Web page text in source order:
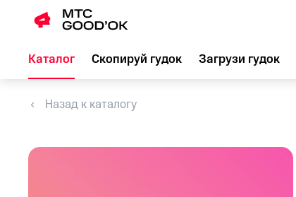
Каталог Скопируй гудок Загрузи гудок
Назад к каталогу